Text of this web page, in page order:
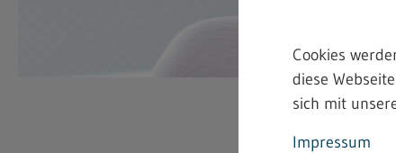
Cookies
diese
sich mit
Impressum